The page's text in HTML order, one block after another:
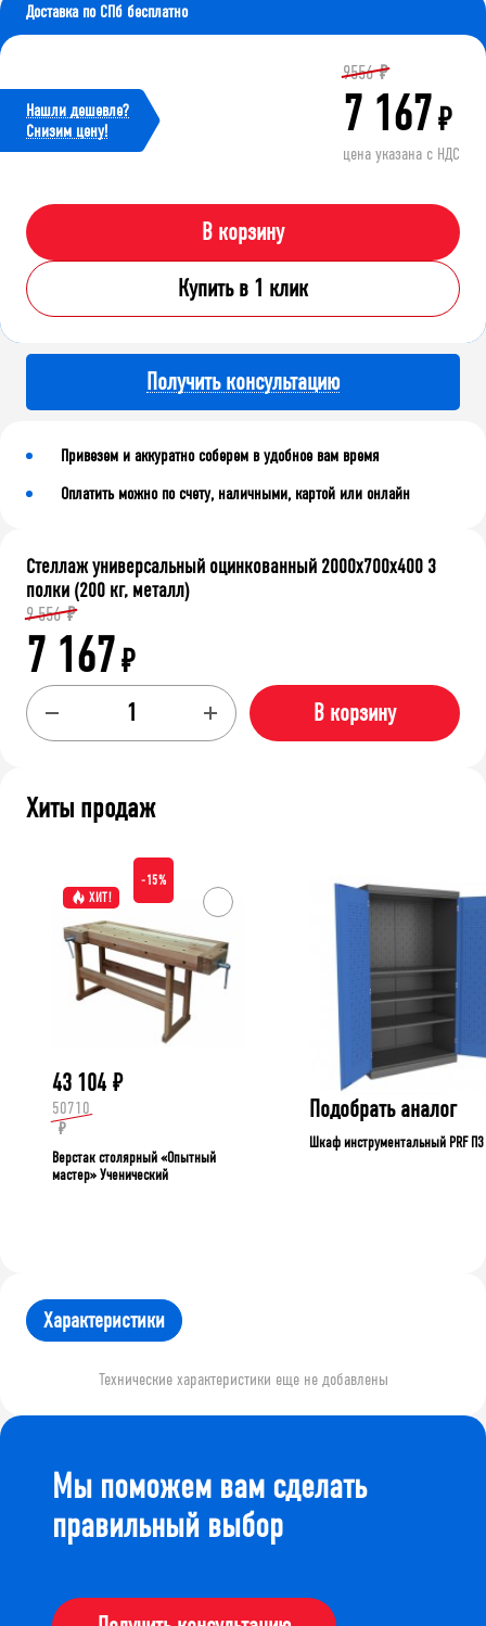
Доставка по СПб бесплатно
Нашли дешевле?
Cнизим цену!
9556 ₽
7 167₽
цена указана с НДС
В корзину
Купить в 1 клик
Получить консультацию
Привезем и аккуратно соберем в удобное вам время
Оплатить можно по счету, наличными, картой или онлайн
Стеллаж универсальный оцинкованный 2000x700x400 3
полки (200 кг, металл)
9 556 ₽
7 167₽
В корзину
Хиты продаж
ХИТ!
-15%
43 104 ₽
50710
₽
Верстак столярный «Опытный
мастер» Ученический
Подобрать аналог
Шкаф инструментальный PRF П3
Характеристики
Технические характеристики еще не добавлены
Мы поможем вам сделать
правильный выбор